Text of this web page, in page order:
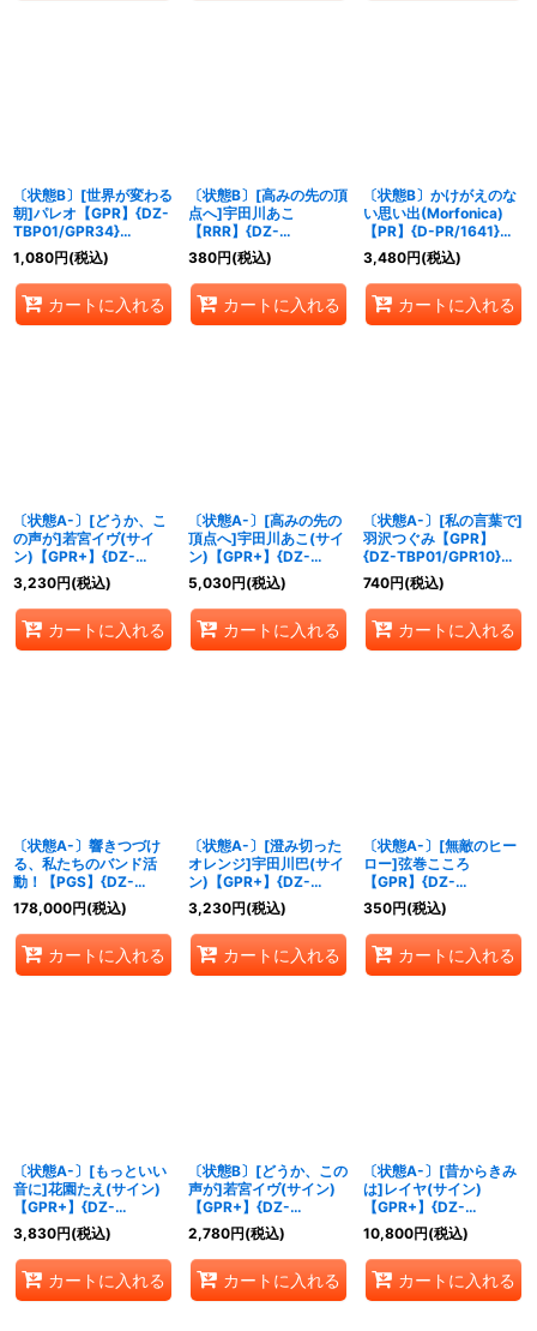
〔状態B〕[世界が変わる
朝]パレオ【GPR】{DZ-
TBP01/GPR34}
《BanGDream!》
1,080円(税込)
カートに入れる
〔状態B〕[高みの先の頂
点へ]宇田川あこ
【RRR】{DZ-
TBP01/019}
《BanGDream!》
380円(税込)
カートに入れる
〔状態B〕かけがえのな
い思い出(Morfonica)
【PR】{D-PR/1641}
《BanGDream!》
3,480円(税込)
カートに入れる
〔状態A-〕[どうか、こ
の声が]若宮イヴ(サイ
ン)【GPR+】{DZ-
TBP01/GPR+15}
《BanGDream!》
3,230円(税込)
カートに入れる
〔状態A-〕[高みの先の
頂点へ]宇田川あこ(サイ
ン)【GPR+】{DZ-
TBP01/GPR+19}
《BanGDream!》
5,030円(税込)
カートに入れる
〔状態A-〕[私の言葉で]
羽沢つぐみ【GPR】
{DZ-TBP01/GPR10}
《BanGDream!》
740円(税込)
カートに入れる
〔状態A-〕響きつづけ
る、私たちのバンド活
動！【PGS】{DZ-
TBP01/PGS01}《その
他》
178,000円(税込)
カートに入れる
〔状態A-〕[澄み切った
オレンジ]宇田川巴(サイ
ン)【GPR+】{DZ-
TBP01/GPR+09}
《BanGDream!》
3,230円(税込)
カートに入れる
〔状態A-〕[無敵のヒー
ロー]弦巻こころ
【GPR】{DZ-
TBP01/GPR57}
《BanGDream!》
350円(税込)
カートに入れる
〔状態A-〕[もっといい
音に]花園たえ(サイン)
【GPR+】{DZ-
TBP01/GPR+02}
《BanGDream!》
3,830円(税込)
カートに入れる
〔状態B〕[どうか、この
声が]若宮イヴ(サイン)
【GPR+】{DZ-
TBP01/GPR+15}
《BanGDream!》
2,780円(税込)
カートに入れる
〔状態A-〕[昔からきみ
は]レイヤ(サイン)
【GPR+】{DZ-
TBP01/GPR+31}
《BanGDream!》
10,800円(税込)
カートに入れる